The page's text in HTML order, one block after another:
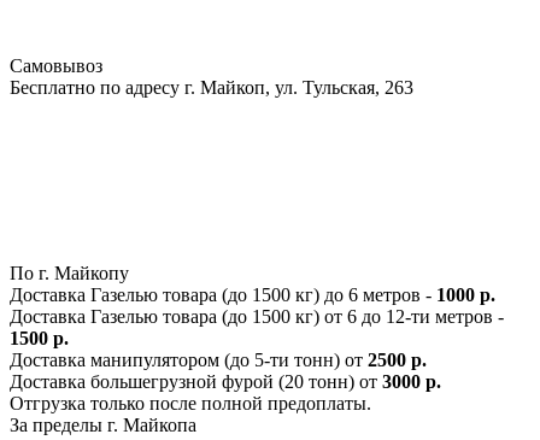
Самовывоз
Бесплатно по адресу г. Майкоп, ул. Тульская, 263
По г. Майкопу
Доставка Газелью товара (до 1500 кг) до 6 метров - 1000 р.
Доставка Газелью товара (до 1500 кг) от 6 до 12-ти метров -
1500 р.
Доставка манипулятором (до 5-ти тонн) от 2500 р.
Доставка большегрузной фурой (20 тонн) от 3000 р.
Отгрузка только после полной предоплаты.
За пределы г. Майкопа